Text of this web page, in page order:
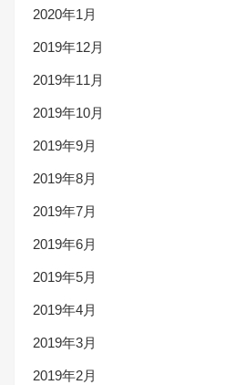
2020年1月
2019年12月
2019年11月
2019年10月
2019年9月
2019年8月
2019年7月
2019年6月
2019年5月
2019年4月
2019年3月
2019年2月